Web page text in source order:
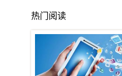
热门阅读